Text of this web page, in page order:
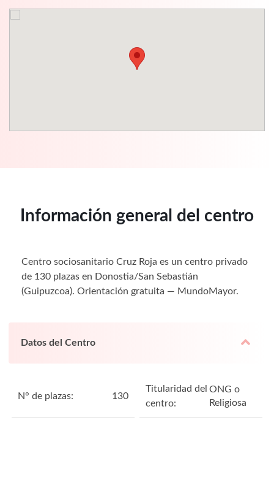
Información general del centro
Centro sociosanitario Cruz Roja es un centro privado
de 130 plazas en Donostia/San Sebastián
(Guipuzcoa). Orientación gratuita — MundoMayor.
Datos del Centro
N° de plazas: 130
Titularidad del
centro:
ONG o
Religiosa